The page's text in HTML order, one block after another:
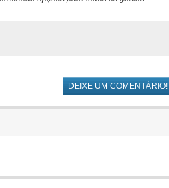
DEIXE UM COMENTÁRIO!